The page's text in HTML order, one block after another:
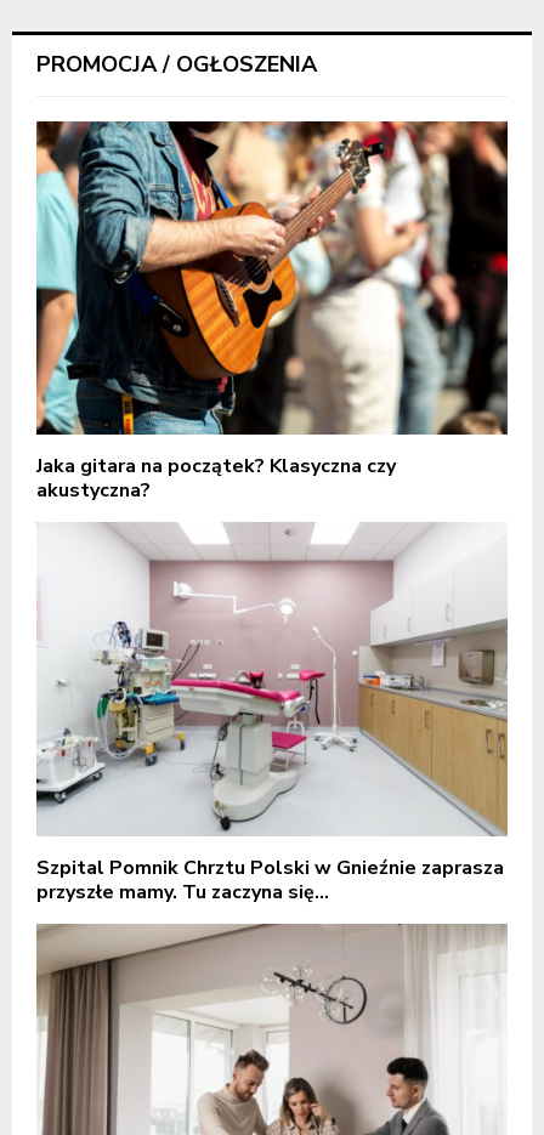
PROMOCJA / OGŁOSZENIA
Jaka gitara na początek? Klasyczna czy
akustyczna?
Szpital Pomnik Chrztu Polski w Gnieźnie zaprasza
przyszłe mamy. Tu zaczyna się...